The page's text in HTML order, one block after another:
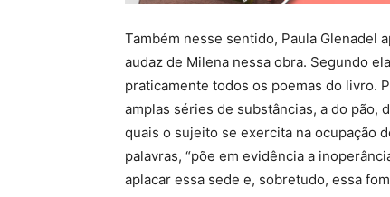
Também nesse sentido, Paula Glenadel
audaz de Milena nessa obra. Segundo
praticamente todos os poemas do livro.
amplas séries de substâncias, a do pão,
quais o sujeito se exercita na ocupação
palavras, “põe em evidência a
aplacar essa sede e, sobretudo, essa